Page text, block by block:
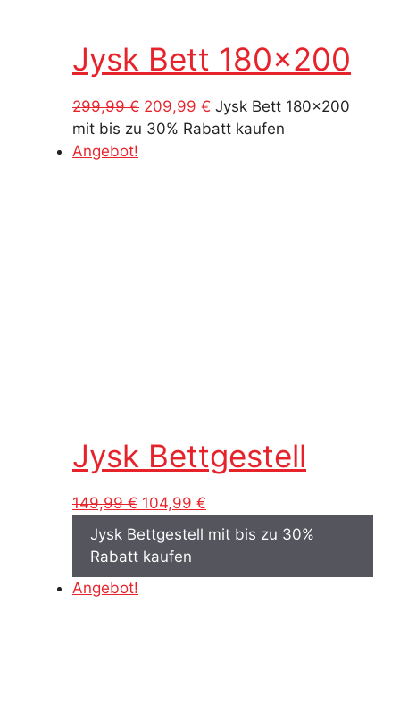
Jysk Bett 180×200
299,99€ Ursprünglicher
Preis
209,99 € Aktueller
Preis
Jysk Bett 180x200
mit bis zu 30% Rabatt kaufen
Angebot!
Jysk Bettgestell
149,99€ Ursprünglicher
war:
149,99 €
104,99 €
Preis
Jysk Bettgestell mit bis zu 30%
Rabatt kaufen
Angebot!